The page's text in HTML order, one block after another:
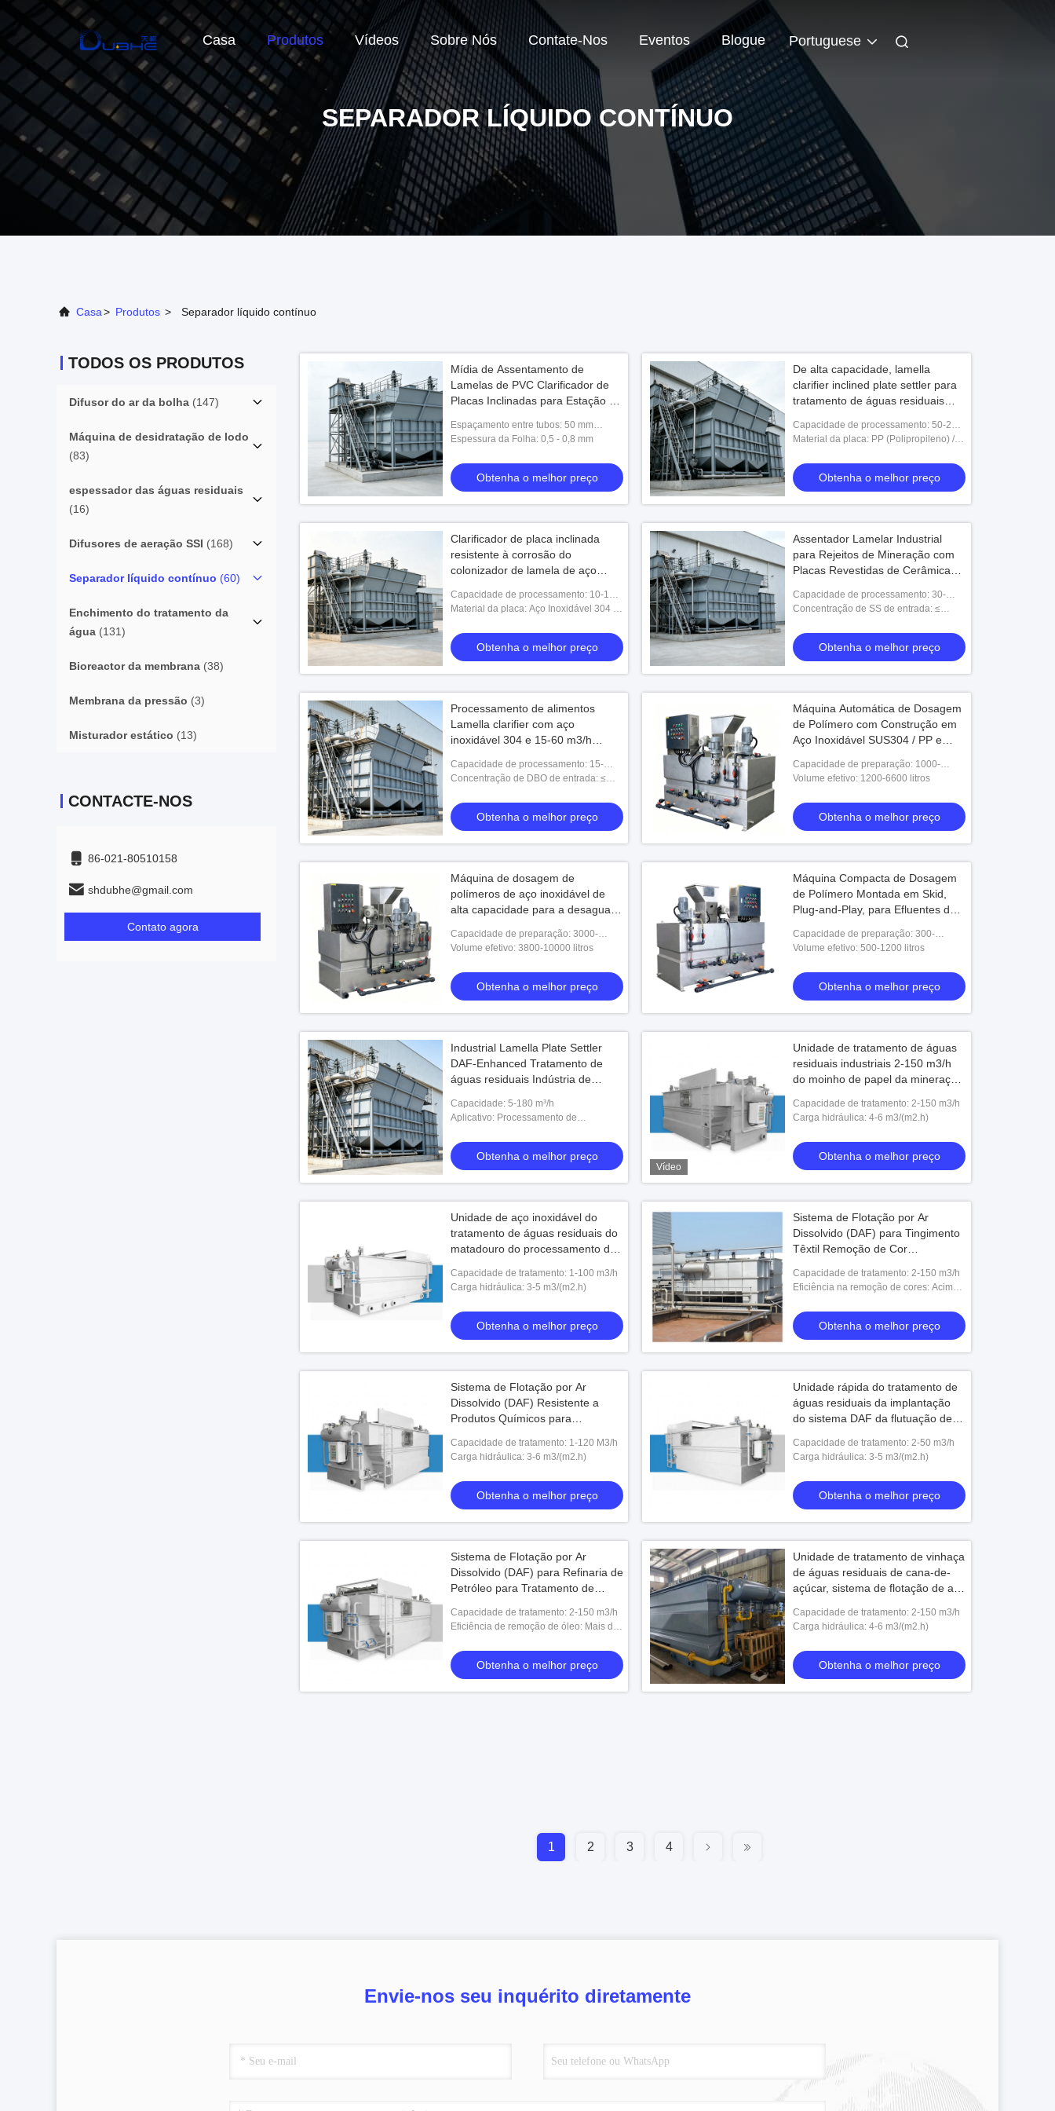
Casa Produtos Vídeos Sobre Nós Contate-Nos Eventos Blogue Portuguese
SEPARADOR LÍQUIDO CONTÍNUO
Casa> Produtos > Separador líquido contínuo
TODOS OS PRODUTOS
Difusor do ar da bolha (147)
Máquina de desidratação de lodo
(83)
espessador das águas residuais
(16)
Difusores de aeração SSI (168)
Separador líquido contínuo (60)
Enchimento do tratamento da
água (131)
Bioreactor da membrana (38)
Membrana da pressão (3)
Misturador estático (13)
CONTACTE-NOS
86-021-80510158
shdubhe@gmail.com
Contato agora
Mídia de Assentamento de
Lamelas de PVC Clarificador de
Placas Inclinadas para Estação de
Espaçamento de 50mm
Espaçamento entre tubos: 50 mm
(padrão), 35 mm/80 mm opcional
Espessura da Folha: 0,5 - 0,8 mm
Obtenha o melhor preço
De alta capacidade, lamella
clarifier inclined plate settler para
tratamento de águas residuais
Capacidade de processamento: 50-200
m³/h
Material da placa: PP (Polipropileno) /
316L
Obtenha o melhor preço
Clarificador de placa inclinada
resistente à corrosão do
colonizador de lamela de aço
industriais 10-100m³/h
Capacidade de processamento: 10-100
³ /h de m
Material da placa: Aço Inoxidável 304 /
Obtenha o melhor preço
Assentador Lamelar Industrial
para Rejeitos de Mineração com
Placas Revestidas de Cerâmica
de Lodo de Serviço Pesado
Capacidade de processamento: 30-
120m³/h
Concentração de SS de entrada: ≤
Obtenha o melhor preço
Processamento de alimentos
Lamella clarifier com aço
inoxidável 304 e 15-60 m3/h
matadouros de bebidas
Capacidade de processamento: 15-
60m³/h
Concentração de DBO de entrada: ≤
Obtenha o melhor preço
Máquina Automática de Dosagem
de Polímero com Construção em
Aço Inoxidável SUS304 / PP e
1000-5000 L/h para Tratamento
Capacidade de preparação: 1000-
5000L/H
Volume efetivo: 1200-6600 litros
Obtenha o melhor preço
Máquina de dosagem de
polímeros de aço inoxidável de
alta capacidade para a desaguada
Capacidade de preparação: 3000-
8000L/H
Volume efetivo: 3800-10000 litros
Obtenha o melhor preço
Máquina Compacta de Dosagem
de Polímero Montada em Skid,
Plug-and-Play, para Efluentes de
Capacidade de preparação: 300-
1000L/h
Volume efetivo: 500-1200 litros
Obtenha o melhor preço
Industrial Lamella Plate Settler
DAF-Enhanced Tratamento de
águas residuais Indústria de
América Latina
Capacidade: 5-180 m³/h
Aplicativo: Processamento de
águas residuais de laticínios
Obtenha o melhor preço
Vídeo
Unidade de tratamento de águas
residuais industriais 2-150 m3/h
do moinho de papel da mineração
dissolvido da grande capacidade
DAF
Capacidade de tratamento: 2-150 m3/h
Carga hidráulica: 4-6 m3/(m2.h)
Obtenha o melhor preço
Unidade de aço inoxidável do
tratamento de águas residuais do
matadouro do processamento de
de ar dissolvido compacto DAF
Capacidade de tratamento: 1-100 m3/h
Carga hidráulica: 3-5 m3/(m2.h)
Obtenha o melhor preço
Sistema de Flotação por Ar
Dissolvido (DAF) para Tingimento
Têxtil Remoção de Cor
de Aço Inoxidável 2-150 m3/h
Capacidade de tratamento: 2-150 m3/h
Eficiência na remoção de cores: Acima
Obtenha o melhor preço
Sistema de Flotação por Ar
Dissolvido (DAF) Resistente a
Produtos Químicos para
Capacidade de tratamento: 1-120 M3/h
Carga hidráulica: 3-6 m3/(m2.h)
Obtenha o melhor preço
Unidade rápida do tratamento de
águas residuais da implantação
do sistema DAF da flutuação de ar
50 m3/h SS
Capacidade de tratamento: 2-50 m3/h
Carga hidráulica: 3-5 m3/(m2.h)
Obtenha o melhor preço
Sistema de Flotação por Ar
Dissolvido (DAF) para Refinaria de
Petróleo para Tratamento de
Inoxidável Unidade de 2-150 m3/h
Capacidade de tratamento: 2-150 m3/h
Eficiência de remoção de óleo: Mais de
Obtenha o melhor preço
Unidade de tratamento de vinhaça
de águas residuais de cana-de-
açúcar, sistema de flotação de ar
2-150 m3/h
Capacidade de tratamento: 2-150 m3/h
Carga hidráulica: 4-6 m3/(m2.h)
Obtenha o melhor preço
1 2 3 4
Envie-nos seu inquérito diretamente